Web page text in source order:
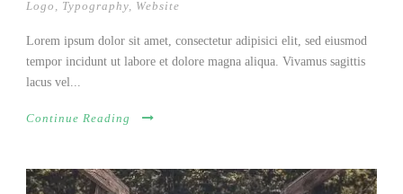
Logo , Typography, Website
Lorem ipsum dolor sit amet, consectetur adipisici elit, sed eiusmod
tempor incidunt ut labore et dolore magna aliqua. Vivamus sagittis
lacus vel...
Continue Reading